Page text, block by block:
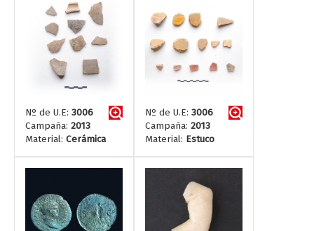
Nº de U.E: 3006
Campaña: 2013
Material: Cerámica
Nº de U.E: 3006
Campaña: 2013
Material: Estuco